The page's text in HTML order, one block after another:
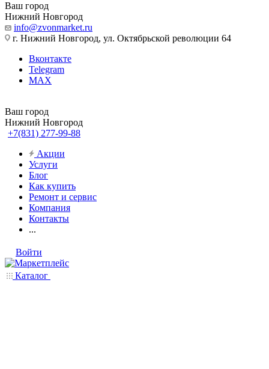
Ваш город
Нижний Новгород
info@zvonmarket.ru
г. Нижний Новгород, ул. Октябрьской революции 64
Вконтакте
Telegram
MAX
Ваш город
Нижний Новгород
+7(831) 277-99-88
Акции
Услуги
Блог
Как купить
Ремонт и сервис
Компания
Контакты
...
Войти
Каталог